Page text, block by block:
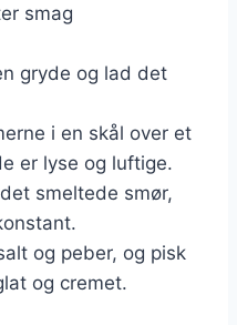
smag
gryde og lad det
i en skål over et
er lyse og luftige.
smeltede smør,
og peber, og pisk
og cremet.